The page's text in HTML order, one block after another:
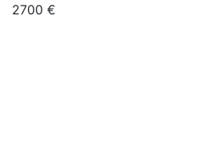
2700 €